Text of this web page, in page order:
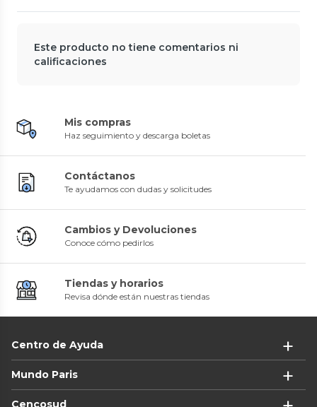
Este producto no tiene comentarios ni
calificaciones
Mis compras
Haz seguimiento y descarga boletas
Contáctanos
Te ayudamos con dudas y solicitudes
Cambios y Devoluciones
Conoce cómo pedirlos
Tiendas y horarios
Revisa dónde están nuestras tiendas
Centro de Ayuda
Mundo Paris
Cencosud